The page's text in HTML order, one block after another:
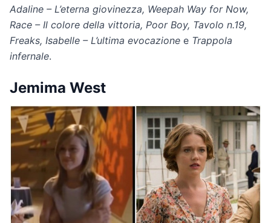
Adaline – L’eterna giovinezza, Weepah Way for Now,
Race – Il colore della vittoria, Poor Boy, Tavolo n.19,
Freaks, Isabelle – L’ultima evocazione e Trappola
infernale.
Jemima West